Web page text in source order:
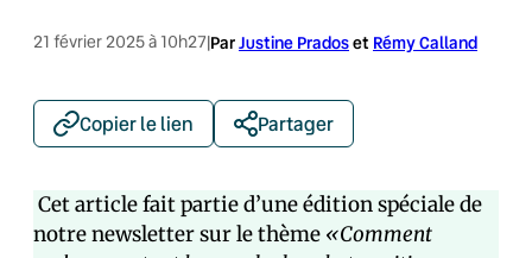
21 février 2025 à 10h27|ParJustine Pradoset Rémy Calland
Copier le lien Partager
Cet article fait partie d’une édition spéciale de
notre newsletter sur le thème «Comment